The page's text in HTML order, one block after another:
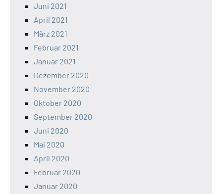
Juni 2021
April 2021
März 2021
Februar 2021
Januar 2021
Dezember 2020
November 2020
Oktober 2020
September 2020
Juni 2020
Mai 2020
April 2020
Februar 2020
Januar 2020